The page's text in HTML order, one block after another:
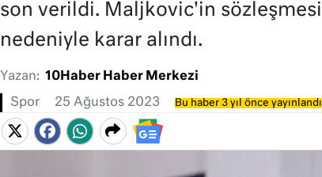
son verildi. Maljkovic'in
nedeniyle karar alındı.
Yazan: 10Haber Haber Merkezi
Spor 25 Ağustos 2023 Bu haber 3 yıl önce yayınlandı